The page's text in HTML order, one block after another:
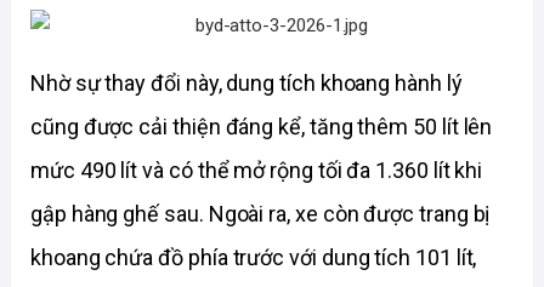
Nhờ sự thay đổi này, dung tích khoang hành lý
cũng được cải thiện đáng kể, tăng thêm 50 lít lên
mức 490 lít và có thể mở rộng tối đa 1.360 lít khi
gập hàng ghế sau. Ngoài ra, xe còn được trang bị
khoang chứa đồ phía trước với dung tích 101 lít,